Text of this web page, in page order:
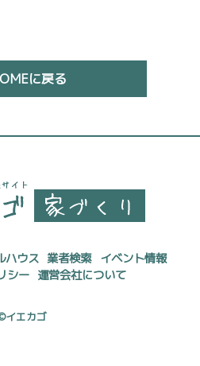
に戻る
ハウス 業者検索 イベント情報
シー 運営会社について
イエカゴ